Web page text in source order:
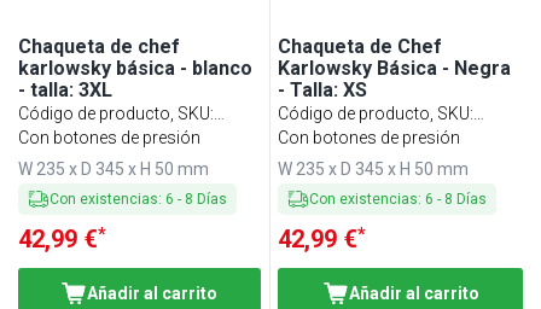
Chaqueta de chef
karlowsky básica - blanco
- talla: 3XL
Código de producto, SKU:
KJB3XLK2W
Con botones de presión
W 235 x D 345 x H 50 mm
Con existencias: 6 - 8 Días
42,99 €*
Añadir al carrito
Chaqueta de Chef
Karlowsky Básica - Negra
- Talla: XS
Código de producto, SKU:
KJBXSK2S
Con botones de presión
W 235 x D 345 x H 50 mm
Con existencias: 6 - 8 Días
42,99 €*
Añadir al carrito